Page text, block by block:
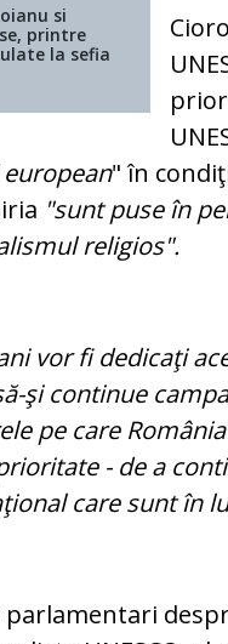
si
printre
la sefia
" în
"sunt puse în
religios".
vor fi dedicaţi
şi continue
pe care
- de a
care sunt în